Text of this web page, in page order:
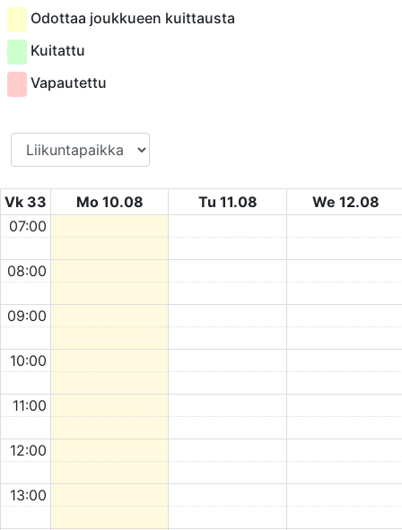
Odottaa joukkueen kuittausta
Kuitattu
Vapautettu
Vk 33 Mo 10.08 Tu 11.08
We 12.08
07:00
08:00
09:00
10:00
11:00
12:00
13:00